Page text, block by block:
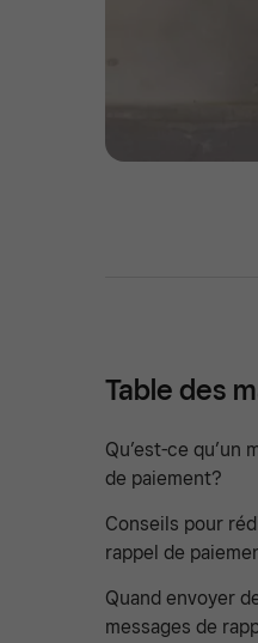
Table des
Qu’est-ce qu’un
de paiement?
Conseils pour
rappel de
Quand envoyer
messages de